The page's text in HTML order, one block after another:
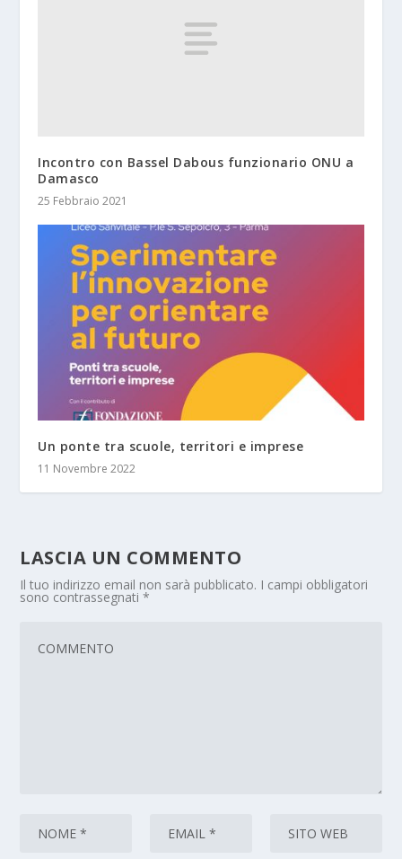
Incontro con Bassel Dabous funzionario ONU a
Damasco
25 Febbraio 2021
Un ponte tra scuole, territori e imprese
11 Novembre 2022
LASCIA UN COMMENTO
Il tuo indirizzo email non sarà pubblicato. I campi obbligatori
sono contrassegnati*